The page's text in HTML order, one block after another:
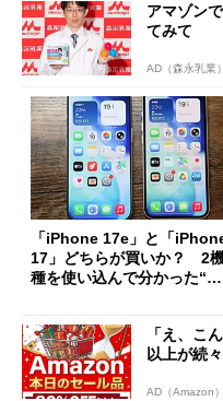
アマゾン
てみて
AD（森永乳業）
「iPhone 17e」と「
17」どちらが買いか？ 2
種を使い込んで分かった“ス
「え、こ
以上が続
AD（Amazon）